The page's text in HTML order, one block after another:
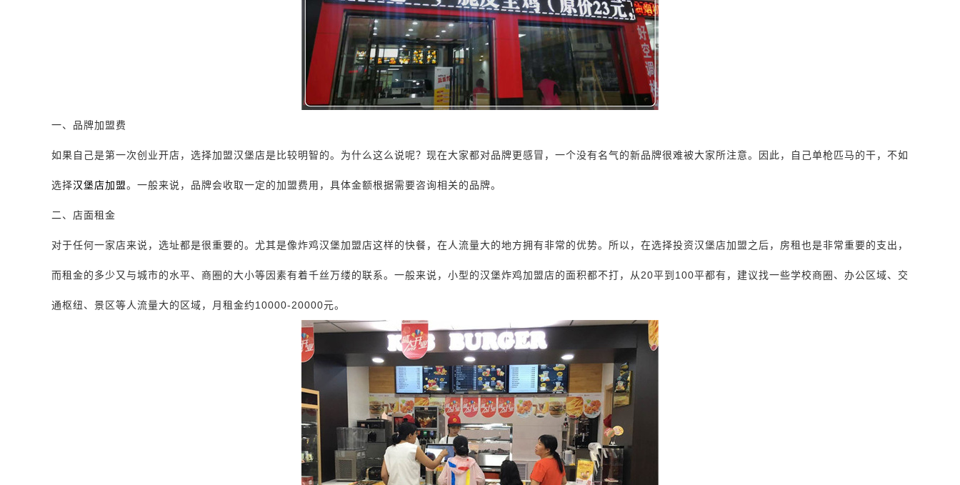
一、品牌加盟费
如果自己是第一次创业开店，选择加盟汉堡店是比较明智的。为什么这么说呢？现在大家都对品牌更感冒，一个没有名气的新品牌很难被大家所注意。因此，自己单枪匹马的干，不如
选择汉堡店加盟。一般来说，品牌会收取一定的加盟费用，具体金额根据需要咨询相关的品牌。
二、店面租金
对于任何一家店来说，选址都是很重要的。尤其是像炸鸡汉堡加盟店这样的快餐，在人流量大的地方拥有非常的优势。所以，在选择投资汉堡店加盟之后，房租也是非常重要的支出，
而租金的多少又与城市的水平、商圈的大小等因素有着千丝万缕的联系。一般来说，小型的汉堡炸鸡加盟店的面积都不打，从20平到100平都有，建议找一些学校商圈、办公区域、交
通枢纽、景区等人流量大的区域，月租金约10000-20000元。